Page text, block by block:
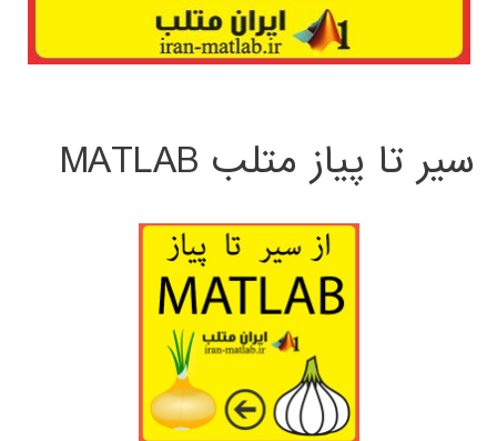
سیر تا پیاز متلب MATLAB